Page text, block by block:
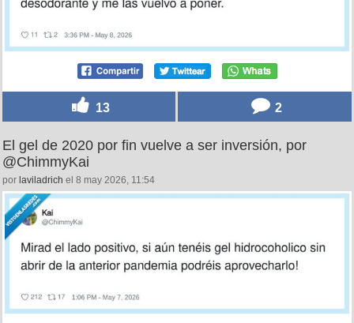
13 2
El gel de 2020 por fin vuelve a ser inversión, por
@ChimmyKai
por laviladrich el 8 may 2026, 11:54